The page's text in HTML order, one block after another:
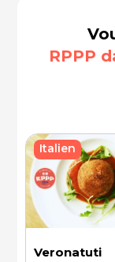
RPPP
Veronatuti
Italien